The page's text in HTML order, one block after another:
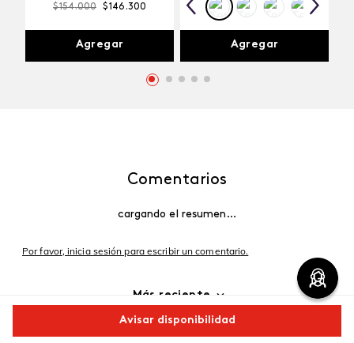
Avisar disponibilidad
$154.000 $146 .300
Agregar Agregar
Comentarios
cargando el resumen…
Por favor, inicia sesión para escribir un comentario.
Más reciente
Cargando comentarios…